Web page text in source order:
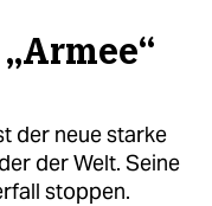
der neue starke
der Welt. Seine
stoppen.